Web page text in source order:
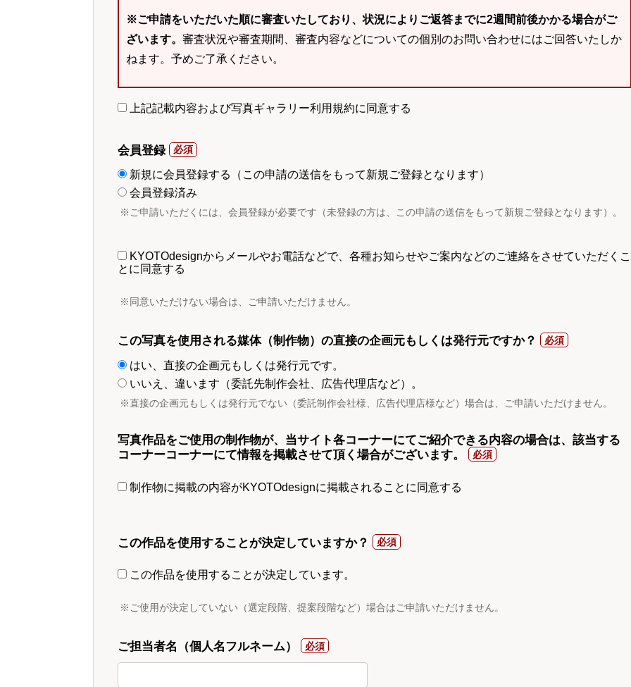
※ご申請をいただいた順に審査いたしており、状況によりご返答までに2週間前後かかる場合がご
ざいます。 審査状況や審査期間、審査内容などについての個別のお問い合わせにはご回答いたしか
ねます。予めご了承ください。
上記記載内容および写真ギャラリー利用規約に同意する
会員登録
新規に会員登録する（この申請の送信をもって新規ご登録となります）
会員登録済み
※ご申請いただくには、会員登録が必要です（未登録の方は、この申請の送信をもって新規ご登録となります）。
KYOTOdesignからメールやお電話などで、各種お知らせやご案内などのご連絡をさせていただくこ
とに同意する
※同意いただけない場合は、ご申請いただけません。
この写真を使用される媒体（制作物）の直接の企画元もしくは発行元ですか？
はい、直接の企画元もしくは発行元です。
いいえ、違います（委託先制作会社、広告代理店など）。
※直接の企画元もしくは発行元でない（委託制作会社様、広告代理店様など）場合は、ご申請いただけません。
写真作品をご使用の制作物が、当サイト各コーナーにてご紹介できる内容の場合は、該当する
コーナーコーナーにて情報を掲載させて頂く場合がございます。
制作物に掲載の内容がKYOTOdesignに掲載されることに同意する
この作品を使用することが決定していますか？
この作品を使用することが決定しています。
※ご使用が決定していない（選定段階、提案段階など）場合はご申請いただけません。
ご担当者名（個人名フルネーム）